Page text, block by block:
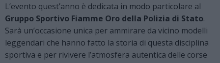
L’evento quest’anno è dedicata in modo particolare al
Gruppo Sportivo Fiamme Oro della Polizia di Stato.
Sarà un’occasione unica per ammirare da vicino modelli
leggendari che hanno fatto la storia di questa disciplina
sportiva e per rivivere l’atmosfera autentica delle corse